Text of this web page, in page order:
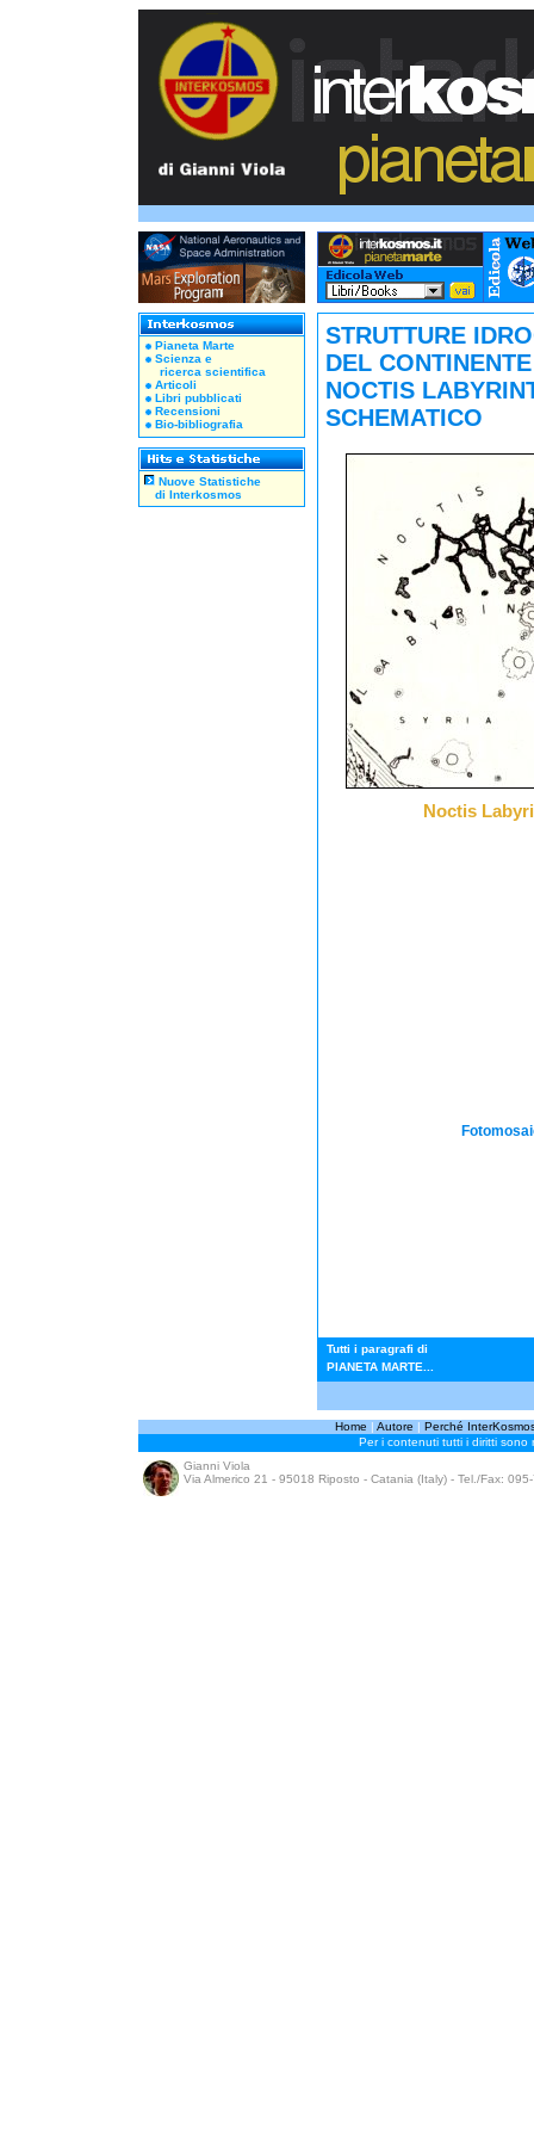
Pianeta Marte
Scienza e
ricerca scientifica
Articoli
Libri pubblicati
Recensioni
Bio-bibliografia
Nuove Statistiche
di Interkosmos
STRUTTURE
DEL
NOCTIS
SCHEMATICO
Noctis
Tutti i paragrafi di
PIANETA MARTE...
Home | Autore | Perché
Per i contenuti tutti i diritti sono
Gianni Viola
Via Almerico 21 - 95018 Riposto - Catania (Italy) - Tel./Fax: